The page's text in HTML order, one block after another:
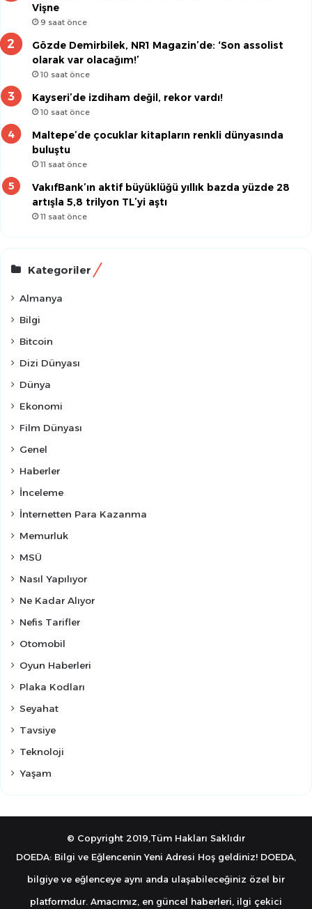
Vişne
9 saat önce
Gözde Demirbilek, NR1 Magazin’de: ‘Son assolist
olarak var olacağım!’
10 saat önce
Kayseri’de izdiham değil, rekor vardı!
10 saat önce
Maltepe’de çocuklar kitapların renkli dünyasında
buluştu
11 saat önce
VakıfBank’ın aktif büyüklüğü yıllık bazda yüzde 28
artışla 5,8 trilyon TL’yi aştı
11 saat önce
Kategoriler
Almanya
Bilgi
Bitcoin
Dizi Dünyası
Dünya
Ekonomi
Film Dünyası
Genel
Haberler
İnceleme
İnternetten Para Kazanma
Memurluk
MSÜ
Nasıl Yapılıyor
Ne Kadar Alıyor
Nefis Tarifler
Otomobil
Oyun Haberleri
Plaka Kodları
Seyahat
Tavsiye
Teknoloji
Yaşam
© Copyright 2019,Tüm Hakları Saklıdır
DOEDA: Bilgi ve Eğlencenin Yeni Adresi Hoş geldiniz! DOEDA,
bilgiye ve eğlenceye aynı anda ulaşabileceğiniz özel bir
platformdur. Amacımız, en güncel haberleri, ilgi çekici